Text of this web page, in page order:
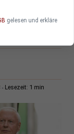
Lesezeit: 1 min
gelesen und erkläre